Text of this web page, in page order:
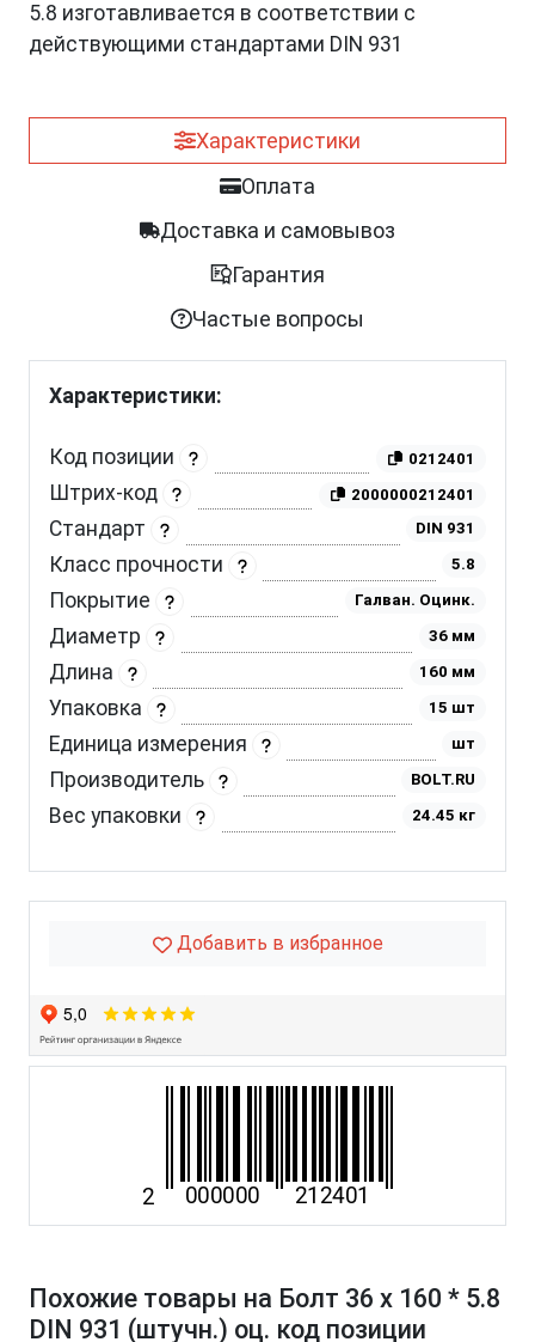
5.8 изготавливается в соответствии с
действующими стандартами DIN 931
Характеристики
Оплата
Доставка и самовывоз
Гарантия
Частые вопросы
Характеристики:
Код позиции 0212401
Штрих-код 2000000212401
Стандарт DIN 931
Класс прочности 5.8
Покрытие Галван. Оцинк.
Диаметр 36 мм
Длина 160 мм
Упаковка 15 шт
Единица измерения шт
Производитель BOLT.RU
Вес упаковки 24.45 кг
Добавить в избранное
Похожие товары на Болт 36 х 160 * 5.8
DIN 931 (штучн.) оц. код позиции